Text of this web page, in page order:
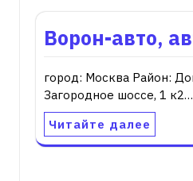
Ворон-авто,
город: Москва Район:
Загородное шоссе, 1 к2…
Читайте далее